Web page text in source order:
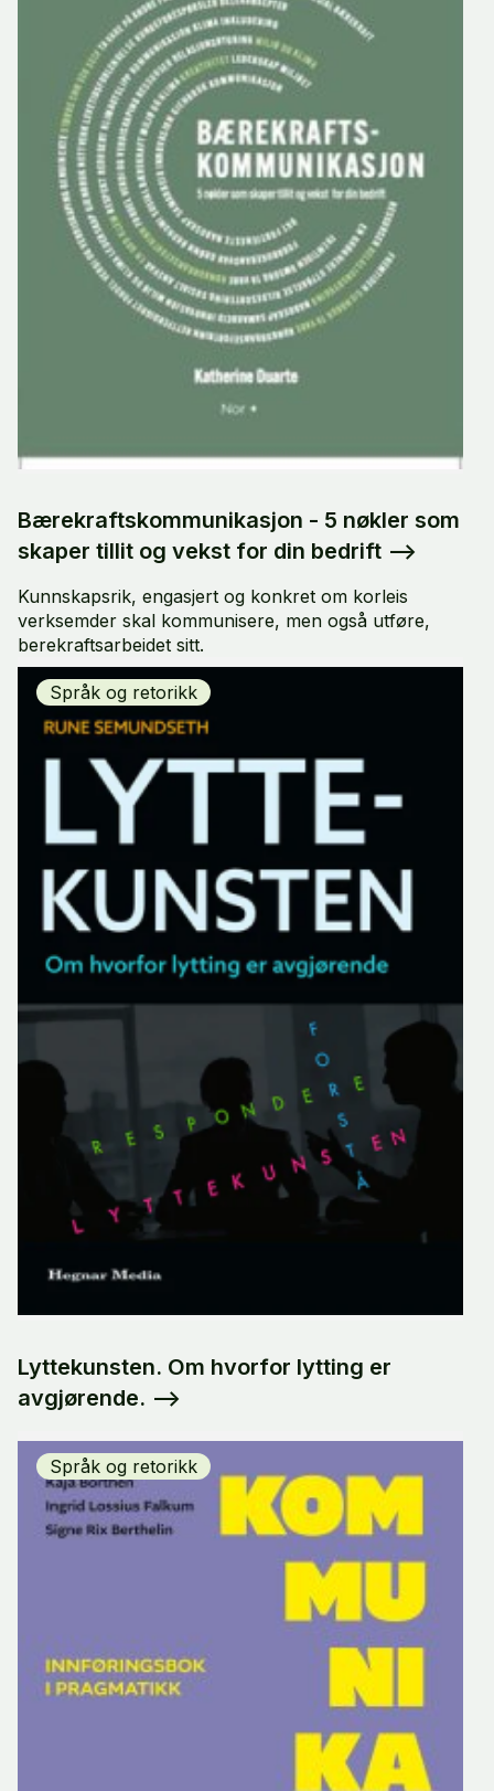
Bærekraftskommunikasjon - 5 nøkler som
skaper tillit og vekst for din bedrift -->
Kunnskapsrik, engasjert og konkret om korleis
verksemder skal kommunisere, men også utføre,
berekraftsarbeidet sitt.
Språk og retorikk
Lyttekunsten. Om hvorfor lytting er
avgjørende. -->
Språk og retorikk